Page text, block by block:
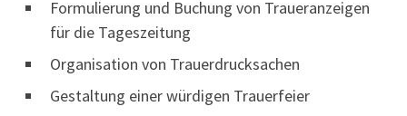
Formulierung und Buchung von Traueranzeigen
für die Tageszeitung
Organisation von Trauerdrucksachen
Gestaltung einer würdigen Trauerfeier